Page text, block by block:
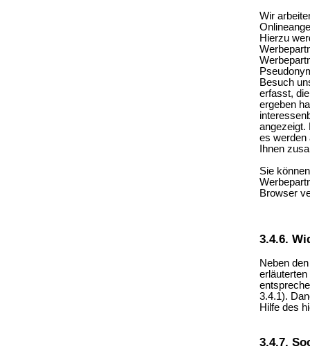
Wir
Hierzu
Besuch
erfasst,
ergeben
angezeigt.
es werden
Ihnen
Sie
Browser
3.4.6.
Neben
erläuterten
3.4.1).
Hilfe des
3.4.7.